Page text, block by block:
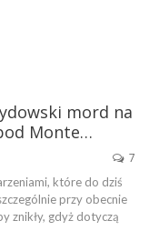
mord na
Monte…
7
które do dziś
przy obecnie
znikły, gdyż dotyczą